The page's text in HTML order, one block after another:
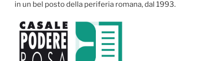
in un bel posto della periferia romana, dal 1993.